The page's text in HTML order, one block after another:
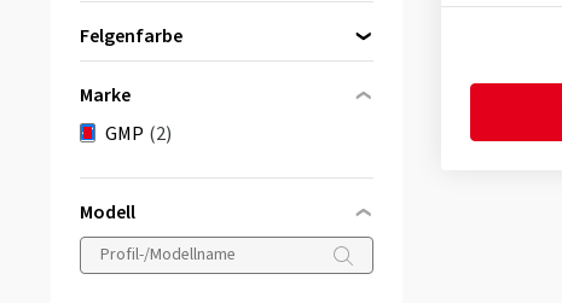
Felgenfarbe
schwarz
Marke
GMP (2)
Modell